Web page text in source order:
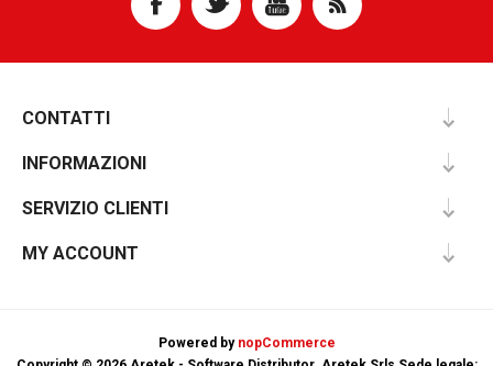
CONTATTI
INFORMAZIONI
SERVIZIO CLIENTI
MY ACCOUNT
Powered by nopCommerce